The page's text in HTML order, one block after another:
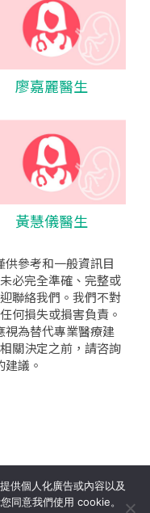
廖嘉麗醫生
黃慧儀醫生
參考和一般資訊目
必完全準確、完整或
聯絡我們。我們不對
何損失或損害負責。
視為替代專業醫療建
關決定之前，請咨詢
議。
計公司by isualsense
供個人化廣告或內容以及
同意我們使用 cookie。